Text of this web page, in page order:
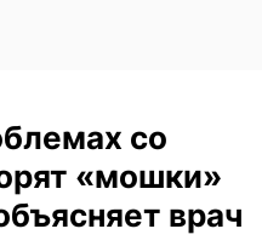
со
«мошки»
врач